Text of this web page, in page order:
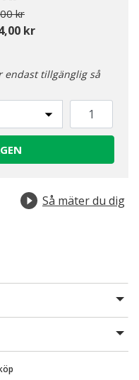
från
krtill
kr
endast tillgänglig så
Så mäter du dig